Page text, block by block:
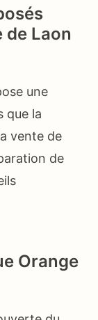
de Laon
une
que la
vente de
de
Orange